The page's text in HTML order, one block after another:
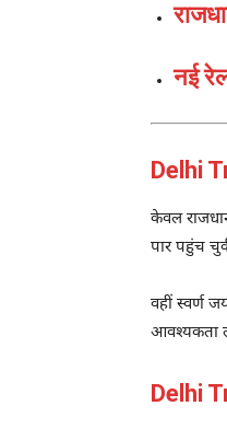
नई
Delhi
केवल
पार पहुंच
वहीं स्वर्ण
आवश्यकता
Delhi